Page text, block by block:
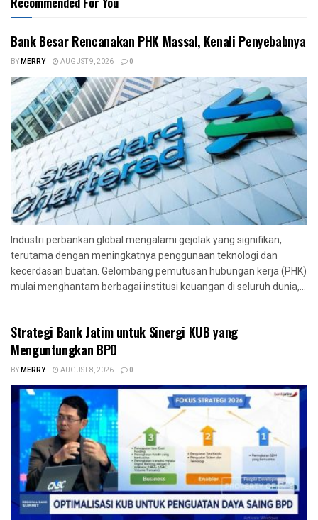
Bank Besar Rencanakan PHK Massal, Kenali Penyebabnya
BYMERRY AUGUST 9, 2026 0
Industri perbankan global mengalami gejolak yang signifikan,
terutama dengan meningkatnya penggunaan teknologi dan
kecerdasan buatan. Gelombang pemutusan hubungan kerja (PHK)
mulai menghantam berbagai institusi keuangan di seluruh dunia,...
Strategi Bank Jatim untuk Sinergi KUB yang
Menguntungkan BPD
BYMERRY AUGUST 8, 2026 0